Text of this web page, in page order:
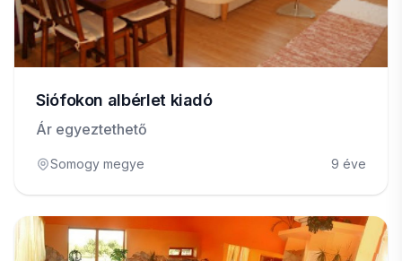
Siófokon albérlet kiadó
Ár egyeztethető
Somogy megye 9 éve